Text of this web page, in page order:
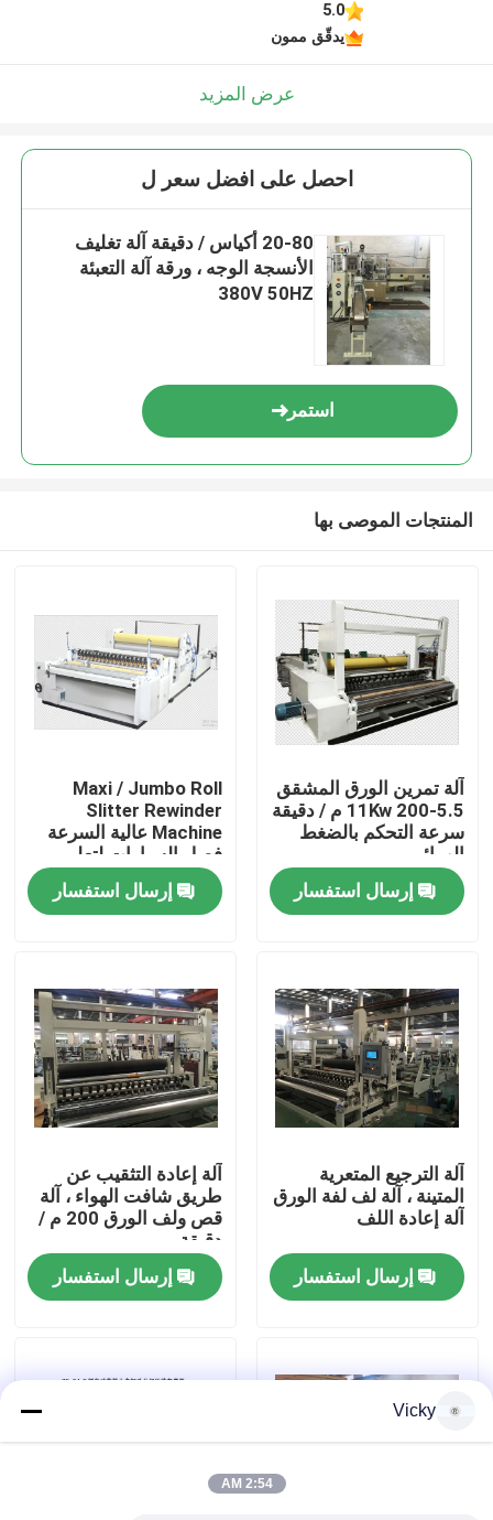
المنزل
حولنا
جولة في المصنع
اتصل بنا
أخبار
VR
5.0
يدقّق ممون
عرض المزيد
احصل على افضل سعر ل
20-80 أكياس / دقيقة آلة تغليف
الأنسجة الوجه ، ورقة آلة التعبئة
380V 50HZ
استمر
المنتجات الموصى بها
آلة تمرين الورق المشقق
5.5-11Kw 200 م / دقيقة
سرعة التحكم بالضغط
الهوائي
إرسال استفسار
Maxi / Jumbo Roll
Slitter Rewinder
Machine عالية السرعة
فصل السيارات لتعليم
قيادة السيارات
إرسال استفسار
آلة الترجيع المتعرية
المتينة ، آلة لف لفة الورق
آلة إعادة اللف
إرسال استفسار
آلة إعادة التثقيب عن
طريق شافت الهواء ، آلة
قص ولف الورق 200 م /
دقيقة
إرسال استفسار
Vicky
2:54 AM